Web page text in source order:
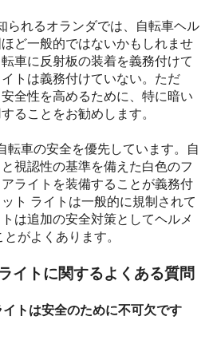
られるオランダでは、自転車ヘル
ど一般的ではないかもしれませ
車に反射板の装着を義務付けて
トは義務付けていない。ただ
全性を高めるために、特に暗い
ることをお勧めします。
転車の安全を優先しています。自
視認性の基準を備えた白色のフ
ライトを装備することが義務付
ト ライトは一般的に規制されて
は追加の安全対策としてヘルメ
がよくあります。
イトに関するよくある質問
トは安全のために不可欠です